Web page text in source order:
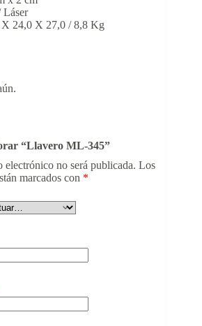
Láser
X 24,0 X 27,0 / 8,8 Kg
“Llavero ML-345”
electrónico no será publicada. Los
marcados con *